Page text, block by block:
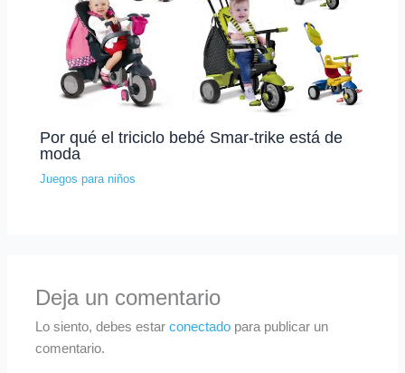
Por qué el triciclo bebé Smar-trike está de
moda
Juegos para niños
Deja un comentario
Lo siento, debes estarconectado para publicar un
comentario.